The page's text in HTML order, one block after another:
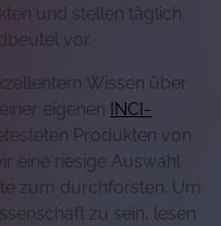
und stellen täglich
vor.
Wissen über
eigenen INCI-
Produkten von
eine riesige Auswahl
zum durchforsten. Um
zu sein, lesen